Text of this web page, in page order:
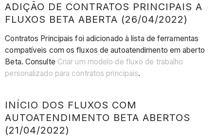
ADIÇÃO DE CONTRATOS PRINCIPAIS A
FLUXOS BETA ABERTA (26/04/2022)
Contratos Principais foi adicionado à lista de ferramentas
compatíveis com os fluxos de autoatendimento em aberto
Beta. Consulte Criar um modelo de fluxo de trabalho
personalizado para contratos principais.
INÍCIO DOS FLUXOS COM
AUTOATENDIMENTO BETA ABERTOS
(21/04/2022)